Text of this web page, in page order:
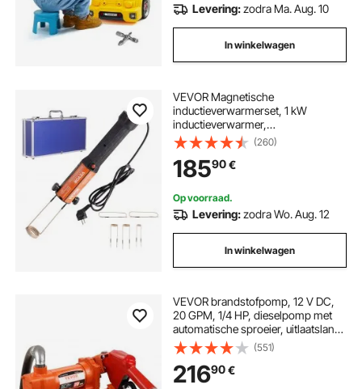
Levering:zodra Ma. Aug. 10
In winkelwagen
VEVOR Magnetische
inductieverwarmerset, 1 kW
inductieverwarmer,
boutinductieverwarmer met 10
inductiespoelen, boutverwijderaar
voor inductieverwarmers voor het
verwijderen van bouten en moeren
(260)
18590€
Op voorraad.
Levering:zodra Wo. Aug. 12
In winkelwagen
VEVOR brandstofpomp, 12 V DC,
20 GPM, 1/4 HP, dieselpomp met
automatische sproeier, uitlaatslang
en aanzuigleiding voor benzine,
diesel, kerosine, ethanol- en
methanolmengsels en biodiesel.
(551)
21690€